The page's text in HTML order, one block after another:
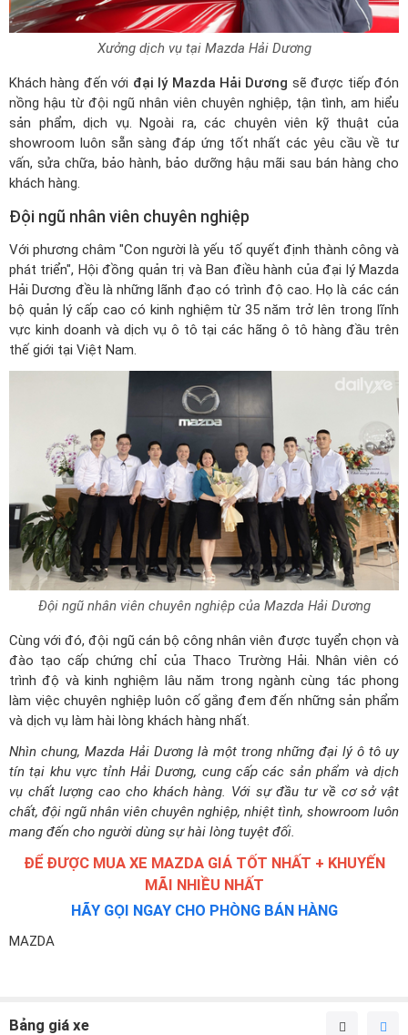
Xưởng dịch vụ tại Mazda Hải Dương
Khách hàng đến với đại lý Mazda Hải Dương sẽ được tiếp đón
nồng hậu từ đội ngũ nhân viên chuyên nghiệp, tận tình, am hiểu
sản phẩm, dịch vụ. Ngoài ra, các chuyên viên kỹ thuật của
showroom luôn sẵn sàng đáp ứng tốt nhất các yêu cầu về tư
vấn, sửa chữa, bảo hành, bảo dưỡng hậu mãi sau bán hàng cho
khách hàng.
Đội ngũ nhân viên chuyên nghiệp
Với phương châm "Con người là yếu tố quyết định thành công và
phát triển", Hội đồng quản trị và Ban điều hành của đại lý Mazda
Hải Dương đều là những lãnh đạo có trình độ cao. Họ là các cán
bộ quản lý cấp cao có kinh nghiệm từ 35 năm trở lên trong lĩnh
vực kinh doanh và dịch vụ ô tô tại các hãng ô tô hàng đầu trên
thế giới tại Việt Nam.
Đội ngũ nhân viên chuyên nghiệp của Mazda Hải Dương
Cùng với đó, đội ngũ cán bộ công nhân viên được tuyển chọn và
đào tạo cấp chứng chỉ của Thaco Trường Hải. Nhân viên có
trình độ và kinh nghiệm lâu năm trong ngành cùng tác phong
làm việc chuyên nghiệp luôn cố gắng đem đến những sản phẩm
và dịch vụ làm hài lòng khách hàng nhất.
Nhìn chung, Mazda Hải Dương là một trong những đại lý ô tô uy
tín tại khu vực tỉnh Hải Dương, cung cấp các sản phẩm và dịch
vụ chất lượng cao cho khách hàng. Với sự đầu tư về cơ sở vật
chất, đội ngũ nhân viên chuyên nghiệp, nhiệt tình, showroom luôn
mang đến cho người dùng sự hài lòng tuyệt đối.
ĐỂ ĐƯỢC MUA XE MAZDA GIÁ TỐT NHẤT + KHUYẾN
MÃI NHIỀU NHẤT
HÃY GỌI NGAY CHO PHÒNG BÁN HÀNG
MAZDA
Bảng giá xe